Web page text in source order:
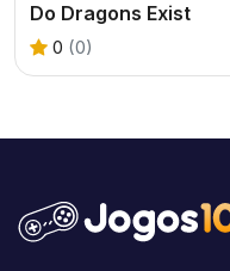
Do Dragons Exist
0 (0)